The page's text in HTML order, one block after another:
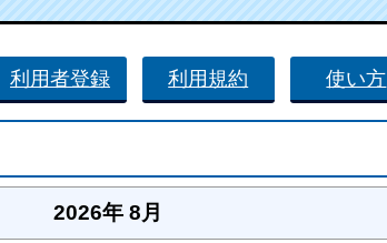
利用者登録 利用規約 使い方
2026年 8月